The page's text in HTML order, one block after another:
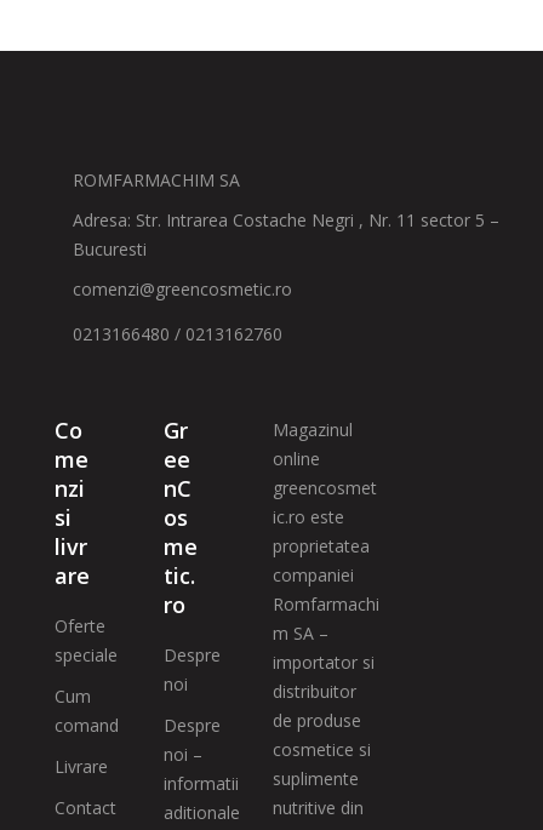
ROMFARMACHIM SA
Adresa: Str. Intrarea Costache Negri , Nr. 11 sector 5 –
Bucuresti
comenzi@greencosmetic.ro
0213166480 / 0213162760
Co
me
nzi
si
livr
are
Oferte
speciale
Cum
comand
Livrare
Contact
Gr
ee
nC
os
me
tic.
ro
Despre
noi
Despre
noi –
informatii
aditionale
Magazinul
online
greencosmet
ic.ro este
proprietatea
companiei
Romfarmachi
m SA –
importator si
distribuitor
de produse
cosmetice si
suplimente
nutritive din